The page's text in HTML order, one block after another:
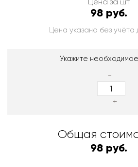
98 руб.
Цена указана без учёта
Укажите
-
+
Общая
98 руб.